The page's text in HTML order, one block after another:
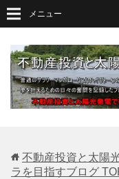
メニュー
不動産投資と太陽
ラを目指すブログ